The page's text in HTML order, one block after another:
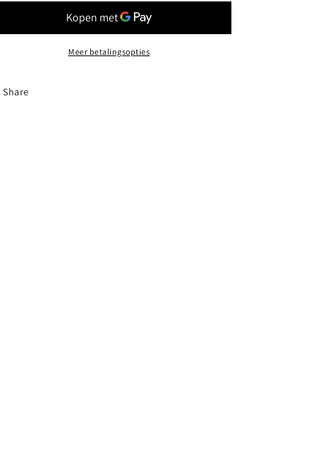
velvet
Taupe
velvet
Meer betalingsopties
Share